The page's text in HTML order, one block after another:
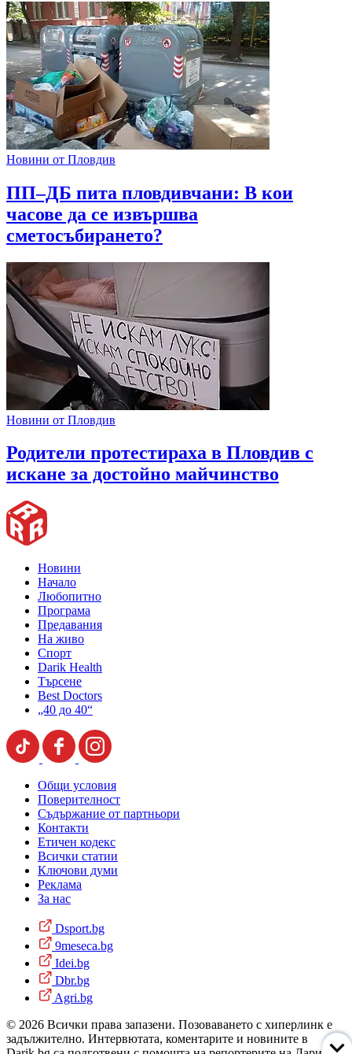
Новини от Пловдив
ПП–ДБ пита пловдивчани: В кои
часове да се извършва
сметосъбирането?
Новини от Пловдив
Родители протестираха в Пловдив с
искане за достойно майчинство
Новини
Начало
Любопитно
Програма
Предавания
На живо
Спорт
Darik Health
Търсене
Best Doctors
„40 до 40“
Общи условия
Поверителност
Съдържание от партньори
Контакти
Етичен кодекс
Всички статии
Ключови думи
Реклама
За нас
Dsport.bg
9meseca.bg
Idei.bg
Dbr.bg
Agri.bg
© 2026 Всички права запазени. Позоваването с хиперлинк е
задължително. Интервютата, коментарите и новините в